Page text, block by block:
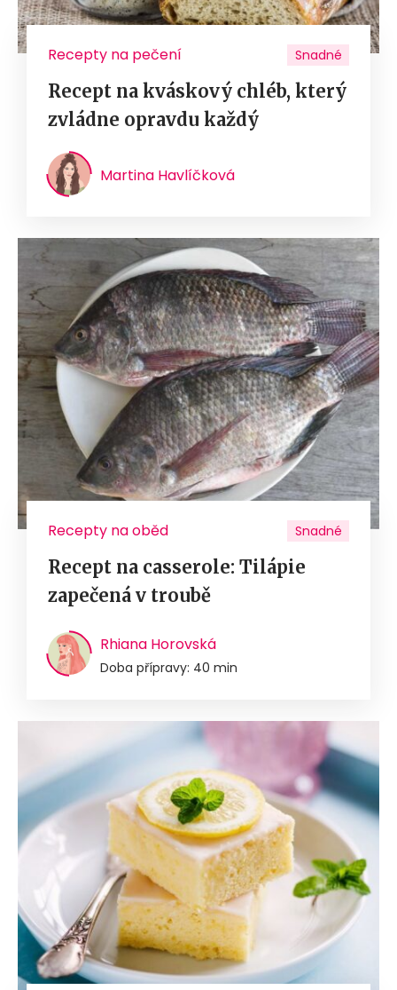
Recepty na pečení Snadné
Recept na kváskový chléb, který
zvládne opravdu každý
Martina Havlíčková
Recepty na oběd Snadné
Recept na casserole: Tilápie
zapečená v troubě
Rhiana Horovská
Doba přípravy: 40 min